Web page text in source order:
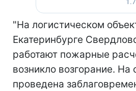
"На логистическом
Екатеринбурге
работают пожарные
возникло возгорание. На
проведена